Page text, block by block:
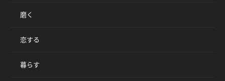
磨く
恋する
暮らす